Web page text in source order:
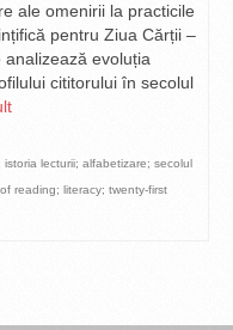
ale omenirii la practicile
pentru Ziua Cărții –
evoluția
cititorului în secolul
lecturii; alfabetizare; secolul
reading; literacy; twenty-first